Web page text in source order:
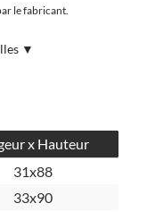
le fabricant.
▼
x Hauteur
31x88
33x90